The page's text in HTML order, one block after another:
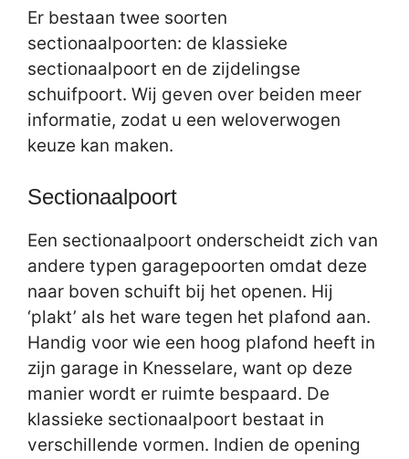
Er bestaan twee soorten
sectionaalpoorten: de klassieke
sectionaalpoort en de zijdelingse
schuifpoort. Wij geven over beiden meer
informatie, zodat u een weloverwogen
keuze kan maken.
Sectionaalpoort
Een sectionaalpoort onderscheidt zich van
andere typen garagepoorten omdat deze
naar boven schuift bij het openen. Hij
‘plakt’ als het ware tegen het plafond aan.
Handig voor wie een hoog plafond heeft in
zijn garage in Knesselare, want op deze
manier wordt er ruimte bespaard. De
klassieke sectionaalpoort bestaat in
verschillende vormen. Indien de opening